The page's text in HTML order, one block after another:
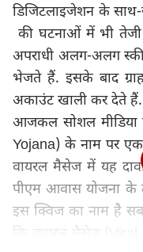
डिजिटलाइजेशन के
की घटनाओं में भी तेजी
अपराधी अलग-अलग
भेजते हैं. इसके बाद
अकाउंट खाली कर देते हैं.
आजकल सोशल मीडिया
Yojana) के नाम पर
वायरल मैसेज में यह
पीएम आवास योजना
इस क्विज का नाम है